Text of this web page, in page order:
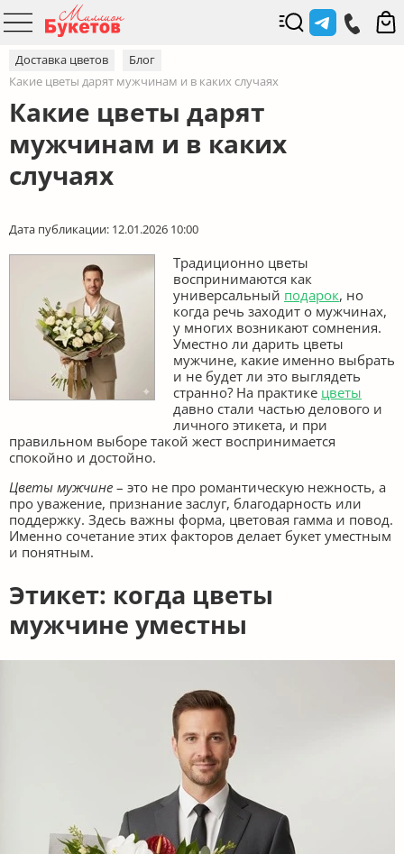
Доставка цветов
Блог
Какие цветы дарят мужчинам и в каких случаях
Какие цветы дарят
мужчинам и в каких
случаях
Дата публикации: 12.01.2026 10:00
Традиционно цветы
воспринимаются как
универсальный подарок, но
когда речь заходит о мужчинах,
у многих возникают сомнения.
Уместно ли дарить цветы
мужчине, какие именно выбрать
и не будет ли это выглядеть
странно? На практике цветы
давно стали частью делового и
личного этикета, и при
правильном выборе такой жест воспринимается
спокойно и достойно.
Цветы мужчине – это не про романтическую нежность, а
про уважение, признание заслуг, благодарность или
поддержку. Здесь важны форма, цветовая гамма и повод.
Именно сочетание этих факторов делает букет уместным
и понятным.
Этикет: когда цветы
мужчине уместны